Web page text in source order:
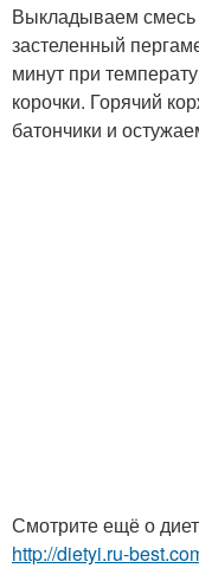
Выкладываем смесь
застеленный
минут при
корочки. Горячий
батончики и
Смотрите ещё о
http://dietyi.ru-